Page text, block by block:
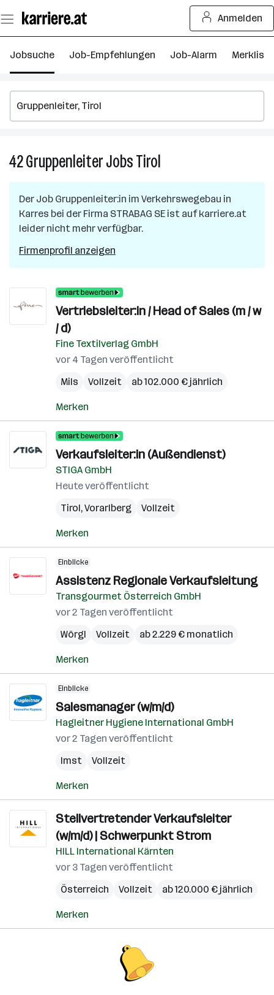
Seiteninhalt
springen
Anmelden
Jobsuche Job-Empfehlungen Job-Alarm Merkliste
42GruppenleiterJobsTirol
in
Tirol
Der Job Gruppenleiter:in im Verkehrswegebau in
Karres bei der Firma STRABAG SE ist auf karriere.at
leider nicht mehr verfügbar.
Firmenprofil anzeigen
Vertriebsleiter:in / Head of Sales (m / w
/ d)
Fine Textilverlag GmbH
vor 4 Tagen veröffentlicht
Mils
Vollzeit ab 102.000 € jährlich
Merken
Verkaufsleiter:in (Außendienst)
STIGA GmbH
Heute veröffentlicht
Tirol,Vorarlberg Vollzeit
Merken
Einblicke
Assistenz Regionale Verkaufsleitung
Transgourmet Österreich GmbH
vor 2 Tagen veröffentlicht
Wörgl
Vollzeit ab 2.229 € monatlich
Merken
Einblicke
Salesmanager (w/m/d)
Hagleitner Hygiene International GmbH
vor 2 Tagen veröffentlicht
Imst
Vollzeit
Merken
Stellvertretender Verkaufsleiter
(w/m/d) | Schwerpunkt Strom
HILL International Kärnten
vor 3 Tagen veröffentlicht
Österreich
Vollzeit ab 120.000 € jährlich
Merken